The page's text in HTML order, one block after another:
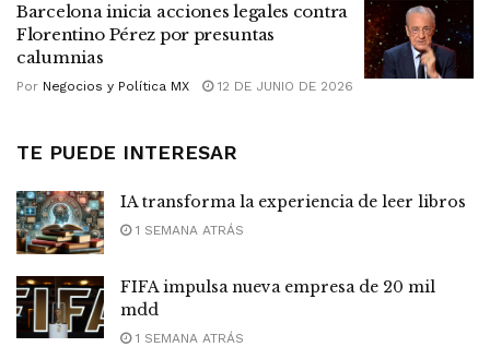
Barcelona inicia acciones legales contra
Florentino Pérez por presuntas
calumnias
Por Negocios y Política MX 12 DE JUNIO DE 2026
TE PUEDE INTERESAR
IA transforma la experiencia de leer libros
1 SEMANA ATRÁS
FIFA impulsa nueva empresa de 20 mil
mdd
1 SEMANA ATRÁS